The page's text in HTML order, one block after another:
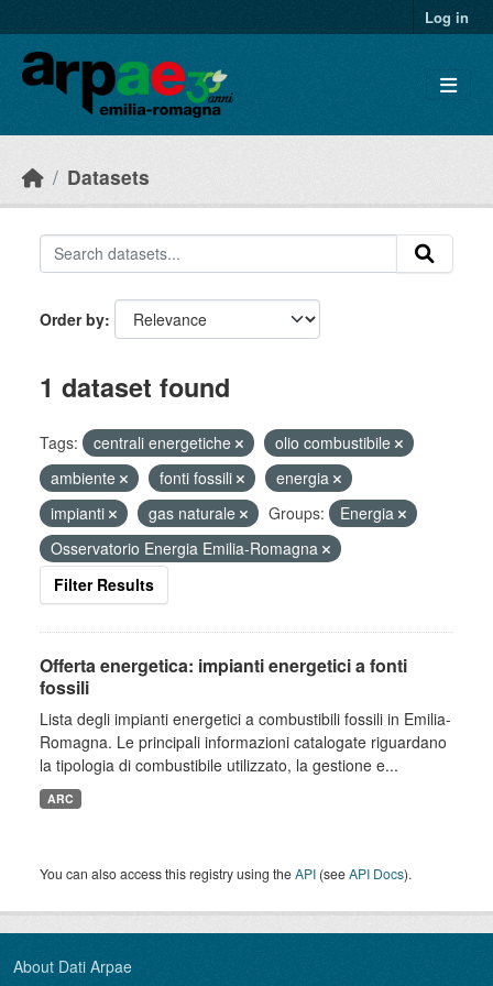
Log in
Datasets
Order by
1 dataset found
Tags: centrali energetiche
olio combustibile
ambiente
fonti fossili
energia
impianti
gas naturale Groups:
Energia
Osservatorio Energia Emilia-Romagna
Filter Results
Offerta energetica: impianti energetici a fonti
fossili
Lista degli impianti energetici a combustibili fossili in Emilia-
Romagna. Le principali informazioni catalogate riguardano
la tipologia di combustibile utilizzato, la gestione e...
ARC
You can also access this registry using theAPI (seeAPI Docs).
About Dati Arpae